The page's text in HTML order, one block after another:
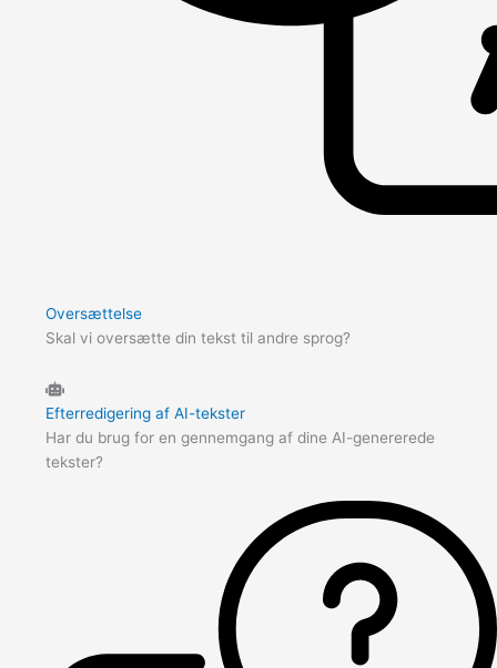
Oversættelse
Skal vi oversætte din tekst til andre sprog?
Efterredigering af AI-tekster
Har du brug for en gennemgang af dine AI-genererede
tekster?